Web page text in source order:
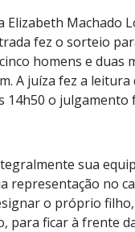
Elizabeth Machado
fez o sorteio
homens e duas
A juíza fez a
14h50 o julgamento
sua
representação no
o próprio
para ficar à frente